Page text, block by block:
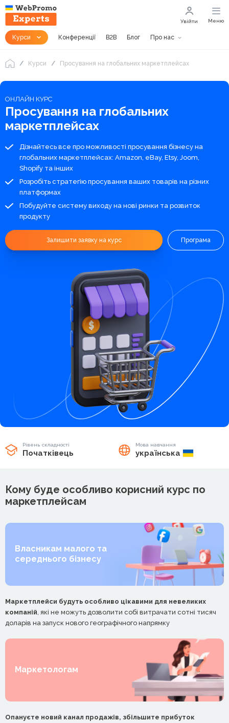
Курси Конференції B2B Блог Про нас
Увійти Меню
Курси Просування на глобальних маркетплейсах
ОНЛАЙН КУРС
Просування на глобальних
маркетплейсах
Дізнайтесь все про можливості просування бізнесу на
глобальних маркетплейсах: Amazon, eBay, Etsy, Joom,
Shopify та інших
Розробіть стратегію просування ваших товарів на різних
платформах
Побудуйте систему виходу на нові ринки та розвиток
продукту
Залишити заявку на курс Програма
Рівень складності
Початківець
Мова навчання
українська
Кому буде особливо корисний курс по
маркетплейсам
Власникам малого та
середнього бізнесу
Маркетплейси будуть особливо цікавими для невеликих
компаній , які не можуть дозволити собі витрачати сотні тисяч
доларів на запуск нового географічного напрямку
Маркетологам
Опануєте новий канал продажів, збільшите прибуток